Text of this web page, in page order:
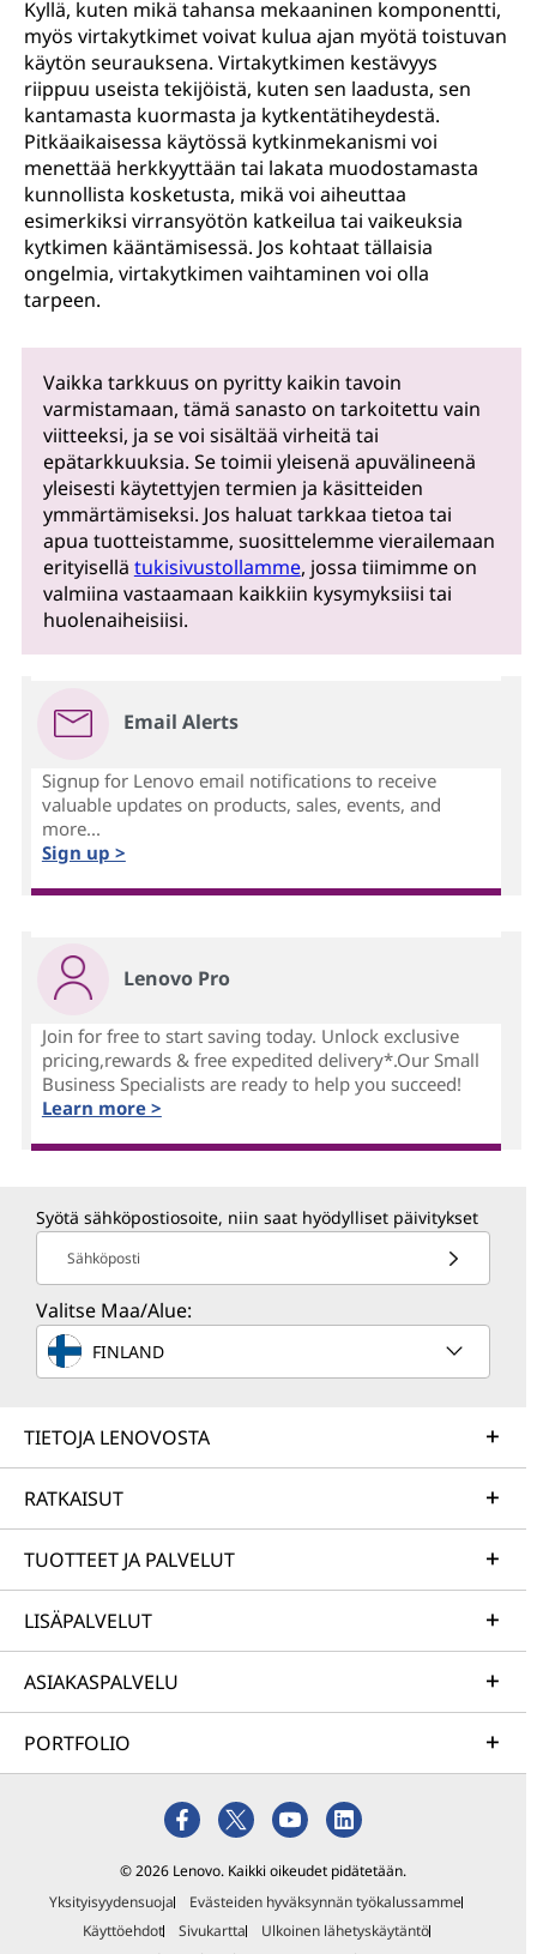
Kyllä, kuten mikä tahansa mekaaninen komponentti,
myös virtakytkimet voivat kulua ajan myötä toistuvan
käytön seurauksena. Virtakytkimen kestävyys
riippuu useista tekijöistä, kuten sen laadusta, sen
kantamasta kuormasta ja kytkentätiheydestä.
Pitkäaikaisessa käytössä kytkinmekanismi voi
menettää herkkyyttään tai lakata muodostamasta
kunnollista kosketusta, mikä voi aiheuttaa
esimerkiksi virransyötön katkeilua tai vaikeuksia
kytkimen kääntämisessä. Jos kohtaat tällaisia
ongelmia, virtakytkimen vaihtaminen voi olla
tarpeen.
Vaikka tarkkuus on pyritty kaikin tavoin
varmistamaan, tämä sanasto on tarkoitettu vain
viitteeksi, ja se voi sisältää virheitä tai
epätarkkuuksia. Se toimii yleisenä apuvälineenä
yleisesti käytettyjen termien ja käsitteiden
ymmärtämiseksi. Jos haluat tarkkaa tietoa tai
apua tuotteistamme, suosittelemme vierailemaan
erityisellä tukisivustollamme, jossa tiimimme on
valmiina vastaamaan kaikkiin kysymyksiisi tai
huolenaiheisiisi.
Email Alerts
Signup for Lenovo email notifications to receive
valuable updates on products, sales, events, and
more...
Sign up >
Lenovo Pro
Join for free to start saving today. Unlock exclusive
pricing,rewards & free expedited delivery*.Our Small
Business Specialists are ready to help you succeed!
Learn more >
Syötä sähköpostiosoite, niin saat hyödylliset päivitykset
Sähköposti
Valitse Maa/Alue:
FINLAND
TIETOJA LENOVOSTA
RATKAISUT
TUOTTEET JA PALVELUT
LISÄPALVELUT
ASIAKASPALVELU
PORTFOLIO
© 2026 Lenovo. Kaikki oikeudet pidätetään.
Yksityisyydensuoja
Evästeiden hyväksynnän työkalussamme
Käyttöehdot
Sivukartta
Ulkoinen lähetyskäytäntö